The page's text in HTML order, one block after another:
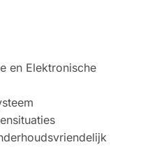
en Elektronische